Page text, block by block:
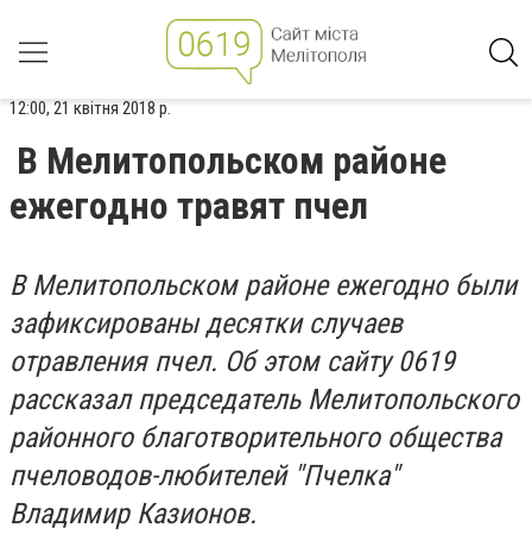
12:00, 21 квітня 2018 р.
В Мелитопольском районе
ежегодно травят пчел
В Мелитопольском районе ежегодно были
зафиксированы десятки случаев
отравления пчел. Об этом сайту 0619
рассказал председатель Мелитопольского
районного благотворительного общества
пчеловодов-любителей "Пчелка"
Владимир Казионов.